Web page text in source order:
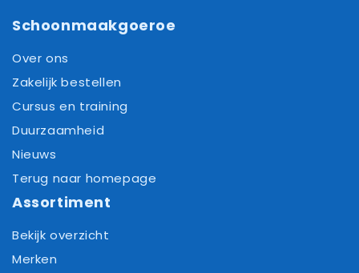
Schoonmaakgoeroe
Over ons
Zakelijk bestellen
Cursus en training
Duurzaamheid
Nieuws
Terug naar homepage
Assortiment
Bekijk overzicht
Merken